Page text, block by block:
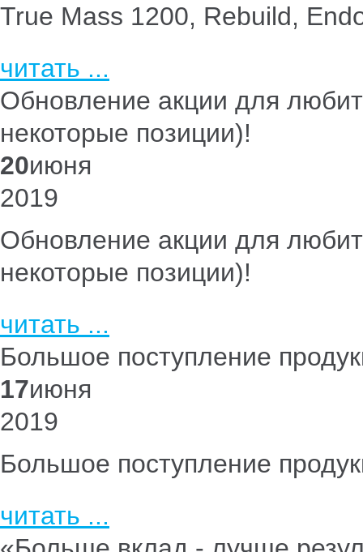
True Mass 1200, Rebuild,
читать ...
Обновление акции для
некоторые позиции)!
20июня
2019
Обновление акции для
некоторые позиции)!
читать ...
Большое поступление
17июня
2019
Большое поступление
читать ...